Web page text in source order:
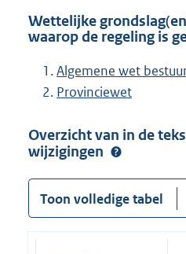
Wettelijke
waarop de regeling is
Algemene wet
Provinciewet
Overzicht van in de
wijzigingen
Toon volledige tabel